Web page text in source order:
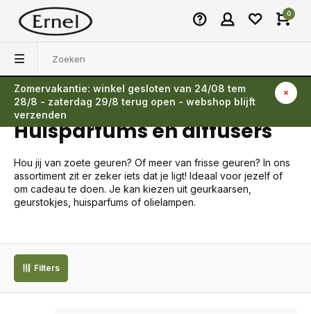
0
Zomervakantie: winkel gesloten van 24/08 tem
28/8 - zaterdag 29/8 terug open - webshop blijft
verzenden
Terug
Huisparfums en diffusers
Hou jij van zoete geuren? Of meer van frisse geuren? In ons
assortiment zit er zeker iets dat je ligt! Ideaal voor jezelf of
om cadeau te doen. Je kan kiezen uit geurkaarsen,
geurstokjes, huisparfums of olielampen.
Filters